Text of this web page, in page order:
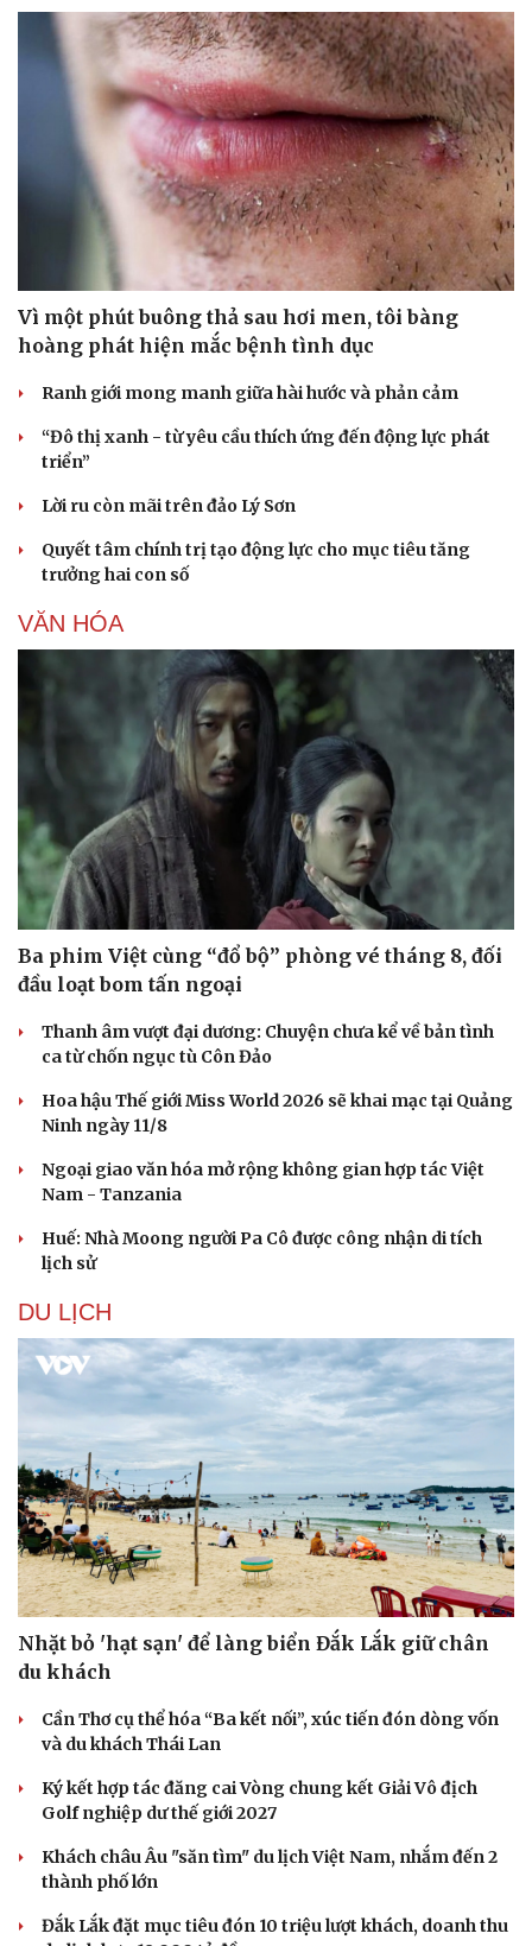
Dinh dưỡng - món ngon
Cây thuốc
Sản phụ khoa
Nhi khoa
Làm đẹp - giảm cân
Ăn sạch sống khỏe
Nhà đẹp
Vì một phút buông thả sau hơi men, tôi bàng
hoàng phát hiện mắc bệnh tình dục
Ranh giới mong manh giữa hài hước và phản cảm
“Đô thị xanh - từ yêu cầu thích ứng đến động lực phát
triển”
Lời ru còn mãi trên đảo Lý Sơn
Quyết tâm chính trị tạo động lực cho mục tiêu tăng
trưởng hai con số
VĂN HÓA
Ba phim Việt cùng “đổ bộ” phòng vé tháng 8, đối
đầu loạt bom tấn ngoại
Thanh âm vượt đại dương: Chuyện chưa kể về bản tình
ca từ chốn ngục tù Côn Đảo
Hoa hậu Thế giới Miss World 2026 sẽ khai mạc tại Quảng
Ninh ngày 11/8
Ngoại giao văn hóa mở rộng không gian hợp tác Việt
Nam - Tanzania
Huế: Nhà Moong người Pa Cô được công nhận di tích
lịch sử
DU LỊCH
Nhặt bỏ 'hạt sạn' để làng biển Đắk Lắk giữ chân
du khách
Cần Thơ cụ thể hóa “Ba kết nối”, xúc tiến đón dòng vốn
và du khách Thái Lan
Ký kết hợp tác đăng cai Vòng chung kết Giải Vô địch
Golf nghiệp dư thế giới 2027
Khách châu Âu "săn tìm" du lịch Việt Nam, nhắm đến 2
thành phố lớn
Đắk Lắk đặt mục tiêu đón 10 triệu lượt khách, doanh thu